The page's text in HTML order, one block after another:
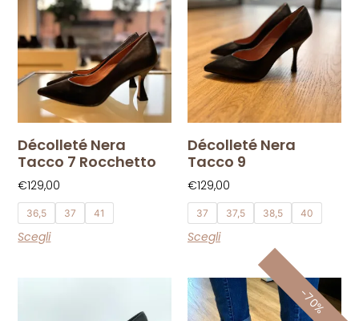
Décolleté Nera
Tacco 7 Rocchetto
€129,00
36,5 37 41
Scegli
Décolleté Nera
Tacco 9
€129,00
37 37,5 38,5 40
Scegli
-70%